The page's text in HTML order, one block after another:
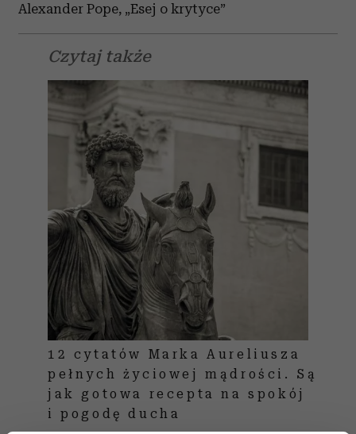
Alexander Pope, „Esej o krytyce”
Czytaj także
12 cytatów Marka Aureliusza
pełnych życiowej mądrości. Są
jak gotowa recepta na spokój
i pogodę ducha